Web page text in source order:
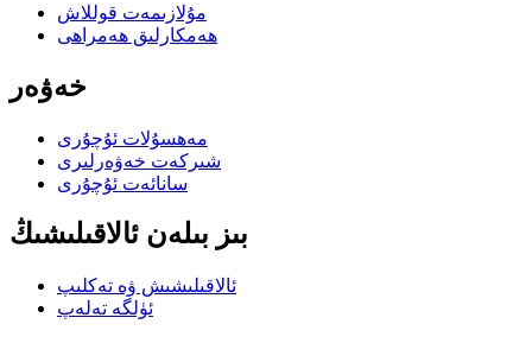
مۇلازىمەت قوللاش
ھەمكارلىق ھەمراھى
خەۋەر
مەھسۇلات ئۇچۇرى
شىركەت خەۋەرلىرى
سانائەت ئۇچۇرى
بىز بىلەن ئالاقىلىشىڭ
ئالاقىلىشىش ۋە تەكلىپ
ئۈلگە تەلەپ